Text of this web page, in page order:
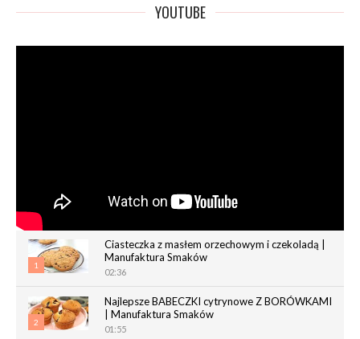
YOUTUBE
1
Ciasteczka z masłem orzechowym i czekoladą |
Manufaktura Smaków
02:36
2
Najlepsze BABECZKI cytrynowe Z BORÓWKAMI
| Manufaktura Smaków
01:55